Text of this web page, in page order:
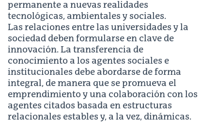
permanente a nuevas realidades
tecnológicas, ambientales y sociales.
Las relaciones entre las universidades y la
sociedad deben formularse en clave de
innovación. La transferencia de
conocimiento a los agentes sociales e
institucionales debe abordarse de forma
integral, de manera que se promueva el
emprendimiento y una colaboración con los
agentes citados basada en estructuras
relacionales estables y, a la vez, dinámicas.